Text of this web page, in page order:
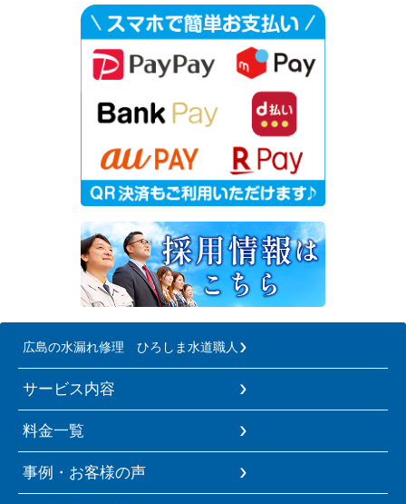
広島の水漏れ修理 ひろしま水道職人
サービス内容
料金一覧
事例・お客様の声